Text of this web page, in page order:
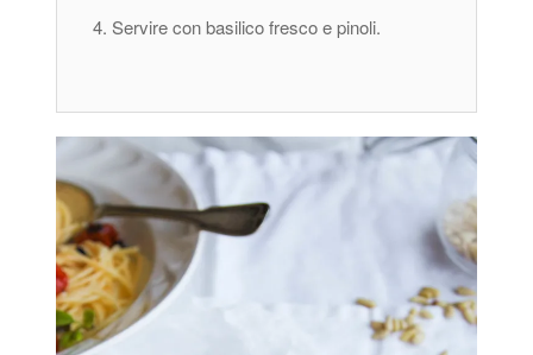
Servire con basilico fresco e pinoli.